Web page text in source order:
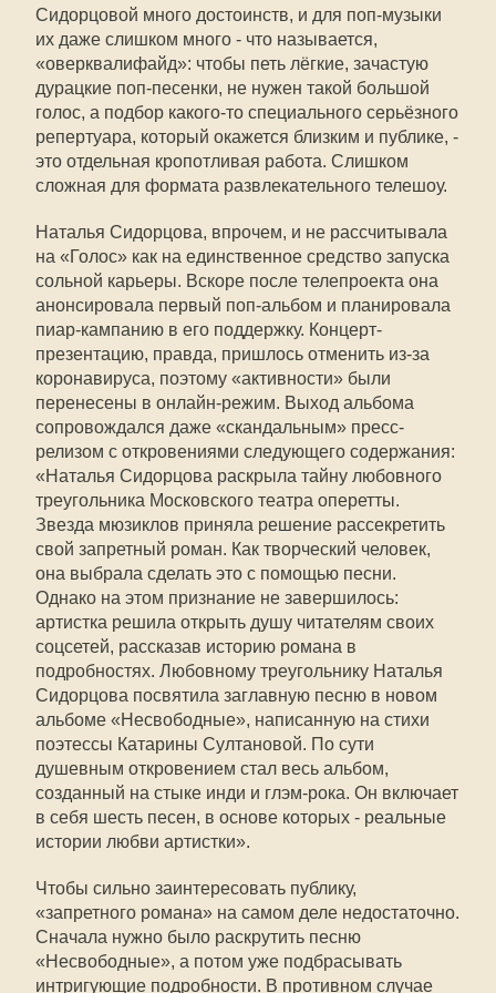
Сидорцовой много достоинств, и для поп-музыки
их даже слишком много - что называется,
«оверквалифайд»: чтобы петь лёгкие, зачастую
дурацкие поп-песенки, не нужен такой большой
голос, а подбор какого-то специального серьёзного
репертуара, который окажется близким и публике, -
это отдельная кропотливая работа. Слишком
сложная для формата развлекательного телешоу.
Наталья Сидорцова, впрочем, и не рассчитывала
на «Голос» как на единственное средство запуска
сольной карьеры. Вскоре после телепроекта она
анонсировала первый поп-альбом и планировала
пиар-кампанию в его поддержку. Концерт-
презентацию, правда, пришлось отменить из-за
коронавируса, поэтому «активности» были
перенесены в онлайн-режим. Выход альбома
сопровождался даже «скандальным» пресс-
релизом с откровениями следующего содержания:
«Наталья Сидорцова раскрыла тайну любовного
треугольника Московского театра оперетты.
Звезда мюзиклов приняла решение рассекретить
свой запретный роман. Как творческий человек,
она выбрала сделать это с помощью песни.
Однако на этом признание не завершилось:
артистка решила открыть душу читателям своих
соцсетей, рассказав историю романа в
подробностях. Любовному треугольнику Наталья
Сидорцова посвятила заглавную песню в новом
альбоме «Несвободные», написанную на стихи
поэтессы Катарины Султановой. По сути
душевным откровением стал весь альбом,
созданный на стыке инди и глэм-рока. Он включает
в себя шесть песен, в основе которых - реальные
истории любви артистки».
Чтобы сильно заинтересовать публику,
«запретного романа» на самом деле недостаточно.
Сначала нужно было раскрутить песню
«Несвободные», а потом уже подбрасывать
интригующие подробности. В противном случае